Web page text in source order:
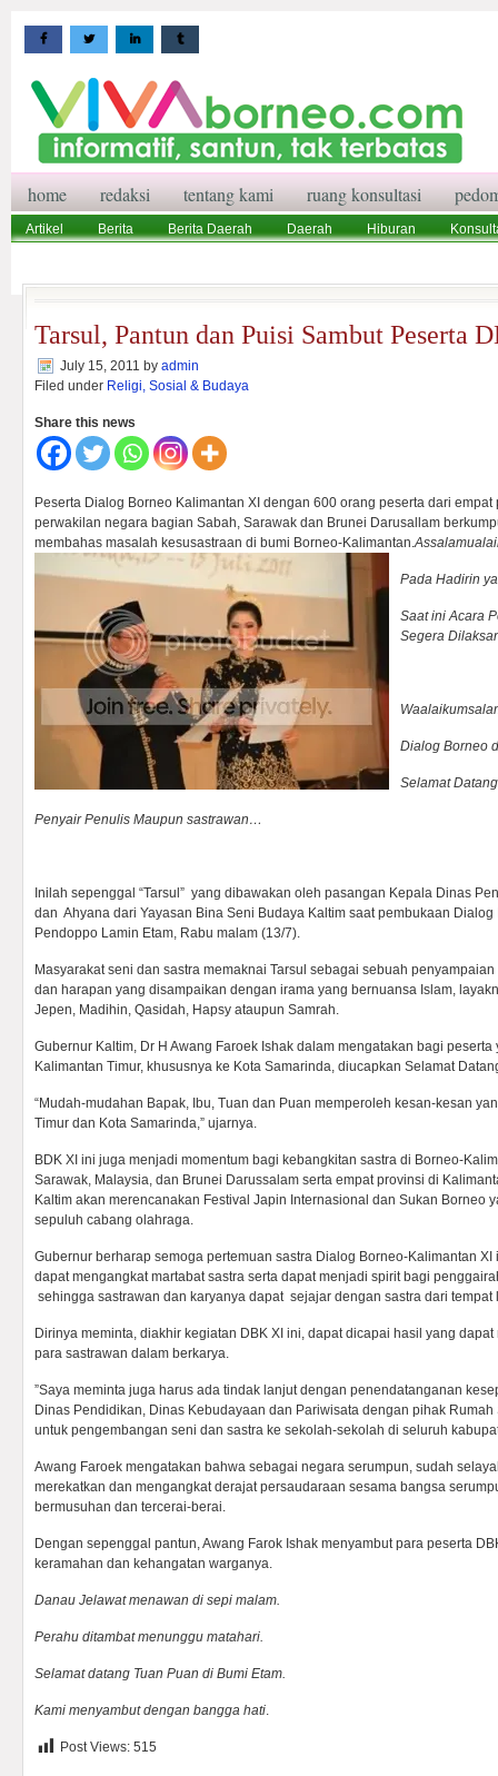
home redaksi tentang kami ruang konsultasi
Artikel Berita Berita Daerah Daerah Hiburan
Tarsul, Pantun dan Puisi Sambut Peserta
July 15, 2011 by admin
Filed under Religi, Sosial & Budaya
Share this news
Peserta Dialog Borneo Kalimantan XI dengan 600 orang peserta dari
perwakilan negara bagian Sabah, Sarawak dan Brunei Darusallam
membahas masalah kesusastraan di bumi Borneo-Kalimantan.
Pada Hadirin
Saat ini Acara
Segera
Dialog Borneo
Selamat
Penyair Penulis Maupun sastrawan…
Inilah sepenggal “Tarsul” yang dibawakan oleh pasangan Kepala Dinas
dan Ahyana dari Yayasan Bina Seni Budaya Kaltim saat pembukaan
Pendoppo Lamin Etam, Rabu malam (13/7).
Masyarakat seni dan sastra memaknai Tarsul sebagai sebuah
dan harapan yang disampaikan dengan irama yang bernuansa Islam,
Jepen, Madihin, Qasidah, Hapsy ataupun Samrah.
Gubernur Kaltim, Dr H Awang Faroek Ishak dalam mengatakan bagi
Kalimantan Timur, khususnya ke Kota Samarinda, diucapkan Selamat
“Mudah-mudahan Bapak, Ibu, Tuan dan Puan memperoleh kesan-kesan
Timur dan Kota Samarinda,” ujarnya.
BDK XI ini juga menjadi momentum bagi kebangkitan sastra di Borneo-
Sarawak, Malaysia, dan Brunei Darussalam serta empat provinsi di
Kaltim akan merencanakan Festival Japin Internasional dan Sukan Borneo
sepuluh cabang olahraga.
Gubernur berharap semoga pertemuan sastra Dialog Borneo-Kalimantan
dapat mengangkat martabat sastra serta dapat menjadi spirit bagi
sehingga sastrawan dan karyanya dapat sejajar dengan sastra dari tempat
Dirinya meminta, diakhir kegiatan DBK XI ini, dapat dicapai hasil yang
para sastrawan dalam berkarya.
”Saya meminta juga harus ada tindak lanjut dengan penendatanganan
Dinas Pendidikan, Dinas Kebudayaan dan Pariwisata dengan pihak
untuk pengembangan seni dan sastra ke sekolah-sekolah di seluruh
Awang Faroek mengatakan bahwa sebagai negara serumpun, sudah
merekatkan dan mengangkat derajat persaudaraan sesama bangsa
bermusuhan dan tercerai-berai.
Dengan sepenggal pantun, Awang Farok Ishak menyambut para peserta
keramahan dan kehangatan warganya.
Danau Jelawat menawan di sepi malam.
Perahu ditambat menunggu matahari.
Selamat datang Tuan Puan di Bumi Etam.
Kami menyambut dengan bangga hati.
Post Views: 515